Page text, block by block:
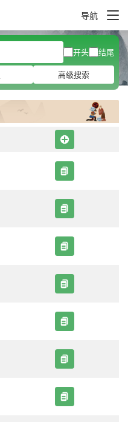
导航
开头
结尾
高级搜索